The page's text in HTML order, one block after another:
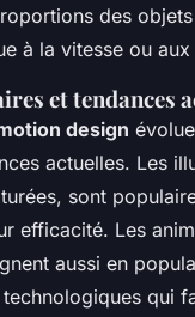
des
à la vitesse ou
et tendances
design
actuelles. Les
sont
efficacité. Les
aussi en
qui